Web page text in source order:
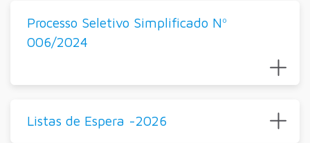
Processo Seletivo Simplificado Nº
006/2024
Listas de Espera -2026